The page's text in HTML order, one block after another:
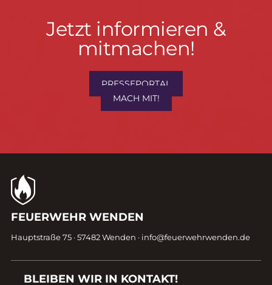
Jetzt
informieren
mitmachen!
Jetzt informieren &
mitmachen!
PRESSEPORTAL
MACH MIT!
Kontaktdaten
Fußzeile
FEUERWEHR WENDEN
Hauptstraße 75 · 57482 Wenden · info@feuerwehrwenden.de
BLEIBEN WIR IN KONTAKT!